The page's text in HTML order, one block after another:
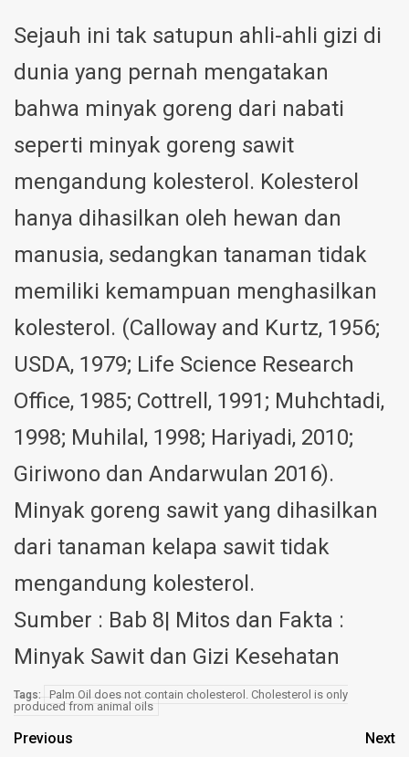
Sejauh ini tak satupun ahli-ahli gizi di
dunia yang pernah mengatakan
bahwa minyak goreng dari nabati
seperti minyak goreng sawit
mengandung kolesterol. Kolesterol
hanya dihasilkan oleh hewan dan
manusia, sedangkan tanaman tidak
memiliki kemampuan menghasilkan
kolesterol. (Calloway and Kurtz, 1956;
USDA, 1979; Life Science Research
Office, 1985; Cottrell, 1991; Muhchtadi,
1998; Muhilal, 1998; Hariyadi, 2010;
Giriwono dan Andarwulan 2016).
Minyak goreng sawit yang dihasilkan
dari tanaman kelapa sawit tidak
mengandung kolesterol.
Sumber : Bab 8| Mitos dan Fakta :
Minyak Sawit dan Gizi Kesehatan
Tags:
Palm Oil does not contain cholesterol. Cholesterol is only
produced from animal oils
Previous
Next